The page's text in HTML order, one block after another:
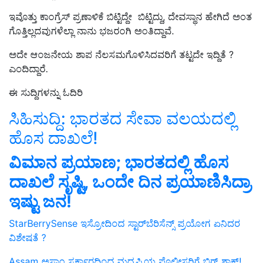
ಇವೊತ್ತು ಕಾಂಗ್ರೆಸ್‌ ಪ್ರಣಾಳಿಕೆ ಬಿಟ್ಟಿದ್ದೇ ಬಿಟ್ಟಿದ್ದು, ದೇವಸ್ಥಾನ ಹೇಗಿದೆ ಅಂತ
ಗೊತ್ತಿಲ್ಲದವುಗಳೆಲ್ಲಾ ನಾನು ಭಜರಂಗಿ ಅಂತಿದ್ದಾವೆ.
ಅದೇ ಆಂಜನೇಯ ಶಾಪ ನೆಲಸಮಗೊಳಿಸಿದವರಿಗೆ ತಟ್ಟದೇ ಇದ್ದಿತೆ ?
ಎಂದಿದ್ದಾರೆ.
ಈ ಸುದ್ದಿಗಳನ್ನು ಓದಿರಿ
ಸಿಹಿಸುದ್ದಿ: ಭಾರತದ ಸೇವಾ ವಲಯದಲ್ಲಿ
ಹೊಸ ದಾಖಲೆ!
ವಿಮಾನ ಪ್ರಯಾಣ; ಭಾರತದಲ್ಲಿ ಹೊಸ
ದಾಖಲೆ ಸೃಷ್ಟಿ, ಒಂದೇ ದಿನ ಪ್ರಯಾಣಿಸಿದ್ರಾ
ಇಷ್ಟು ಜನ!
StarBerrySense ಇಸ್ರೋದಿಂದ ಸ್ಟಾರ್‌ಬೆರಿಸೆನ್ಸ್ ಪ್ರಯೋಗ ಏನಿದರ
ವಿಶೇಷತೆ ?